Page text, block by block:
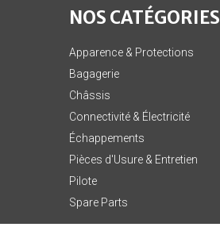
NOS CATÉGORIES
Apparence & Protections
Bagagerie
Châssis
Connectivité & Électricité
Échappements
Pièces d'Usure & Entretien
Pilote
Spare Parts